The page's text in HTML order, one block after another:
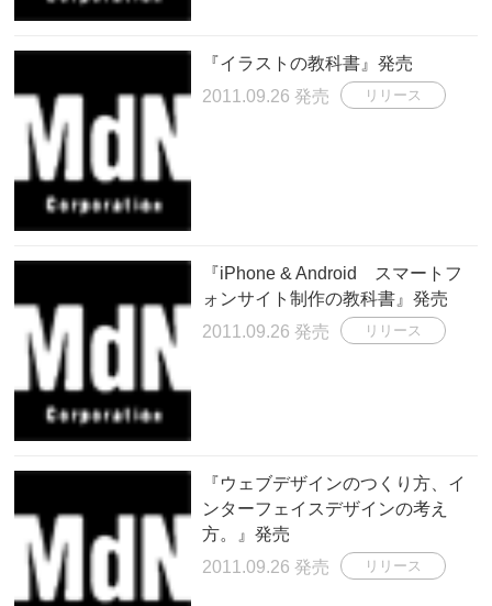
『イラストの教科書』発売
2011.09.26 発売
リリース
『iPhone & Android スマートフ
ォンサイト制作の教科書』発売
2011.09.26 発売
リリース
『ウェブデザインのつくり方、イ
ンターフェイスデザインの考え
方。』発売
2011.09.26 発売
リリース